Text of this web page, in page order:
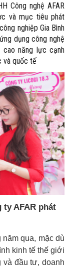
Công nghệ AFAR
và mục tiêu phát
nghiệp Gia Bình
dụng công nghệ
cao năng lực cạnh
và quốc tế
ty AFAR phát
năm qua, mặc dù
kinh tế thế giới
và đầu tư, doanh